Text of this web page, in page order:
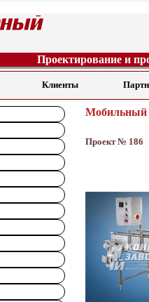
Проектирование и
Клиенты
Мобильный
Проект № 186